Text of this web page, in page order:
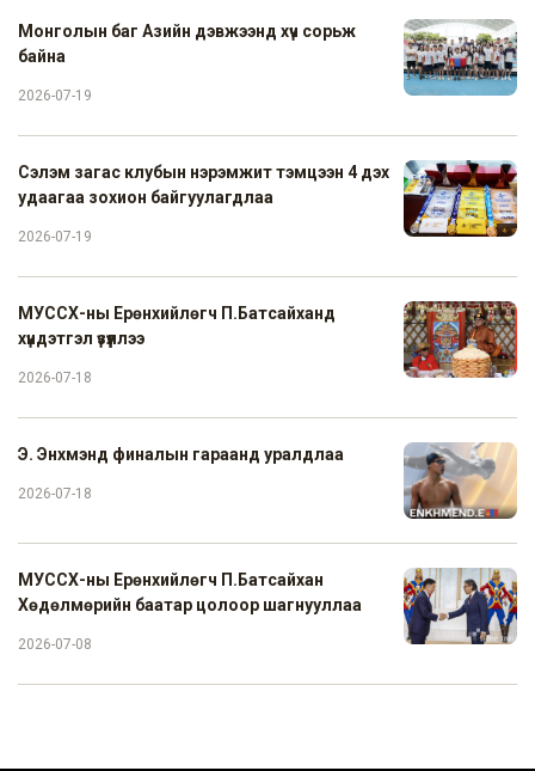
Монголын баг Азийн дэвжээнд хүч сорьж
байна
2026-07-19
Сэлэм загас клубын нэрэмжит тэмцээн 4 дэх
удаагаа зохион байгуулагдлаа
2026-07-19
МУССХ-ны Ерөнхийлөгч П.Батсайханд
хүндэтгэл үзүүллээ
2026-07-18
Э. Энхмэнд финалын гараанд уралдлаа
2026-07-18
МУССХ-ны Ерөнхийлөгч П.Батсайхан
Хөдөлмөрийн баатар цолоор шагнууллаа
2026-07-08